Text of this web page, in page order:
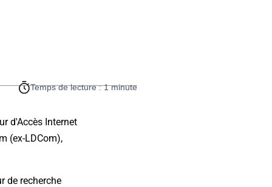
Temps de lecture : 1 minute
d'Accès Internet
(ex-LDCom),
de recherche